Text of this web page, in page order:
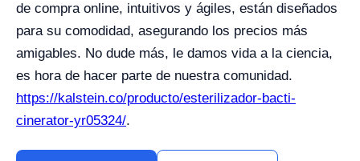
de compra online, intuitivos y ágiles, están diseñados
para su comodidad, asegurando los precios más
amigables. No dude más, le damos vida a la ciencia,
es hora de hacer parte de nuestra comunidad.
https://kalstein.co/producto/esterilizador-bacti-
cinerator-yr05324/.